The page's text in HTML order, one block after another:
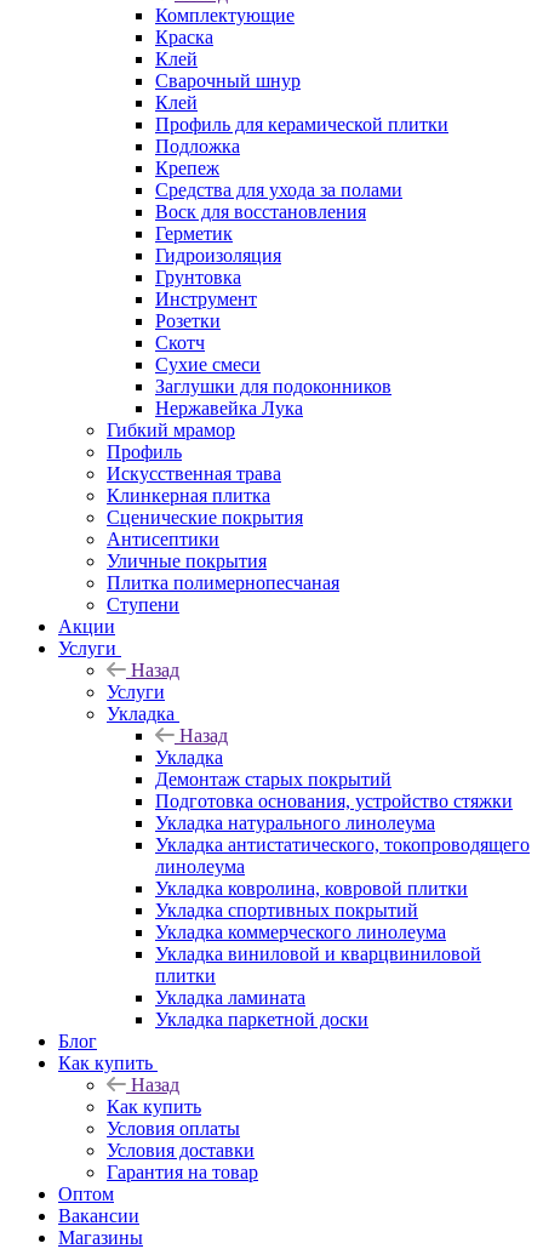
Комплектующие
Краска
Клей
Сварочный шнур
Клей
Профиль для керамической плитки
Подложка
Крепеж
Средства для ухода за полами
Воск для восстановления
Герметик
Гидроизоляция
Грунтовка
Инструмент
Розетки
Скотч
Сухие смеси
Заглушки для подоконников
Нержавейка Лука
Гибкий мрамор
Профиль
Искусственная трава
Клинкерная плитка
Сценические покрытия
Антисептики
Уличные покрытия
Плитка полимернопесчаная
Ступени
Акции
Услуги
Назад
Услуги
Укладка
Назад
Укладка
Демонтаж старых покрытий
Подготовка основания, устройство стяжки
Укладка натурального линолеума
Укладка антистатического, токопроводящего
линолеума
Укладка ковролина, ковровой плитки
Укладка спортивных покрытий
Укладка коммерческого линолеума
Укладка виниловой и кварцвиниловой
плитки
Укладка ламината
Укладка паркетной доски
Блог
Как купить
Назад
Как купить
Условия оплаты
Условия доставки
Гарантия на товар
Оптом
Вакансии
Магазины